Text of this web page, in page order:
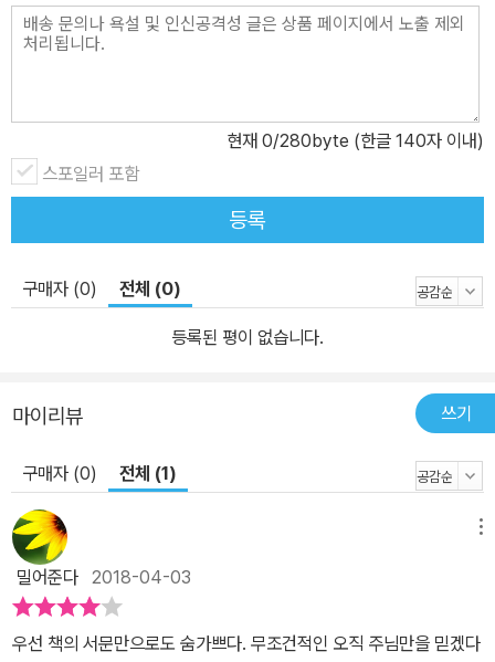
현재 0/280byte (한글 140자 이내)
스포일러 포함
등록
구매자 (0) 전체 (0)
등록된 평이 없습니다.
마이리뷰 쓰기
구매자 (0) 전체 (1)
밀어준다 2018-04-03
우선 책의 서문만으로도 숨가쁘다. 무조건적인 오직 주님만을 믿겠다